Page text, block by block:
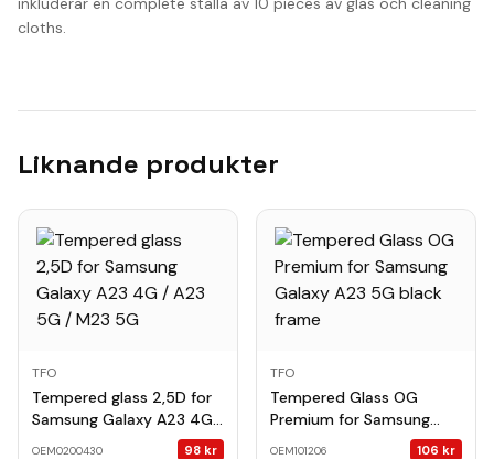
cloths.
Liknande produkter
TFO
Tempered glass 2,5D for
Samsung Galaxy A23 4G /
OEM0200430 98 kr
TFO
Tempered Glass OG
Premium for Samsung
Galaxy A23 5G black
OEM101206 106 kr